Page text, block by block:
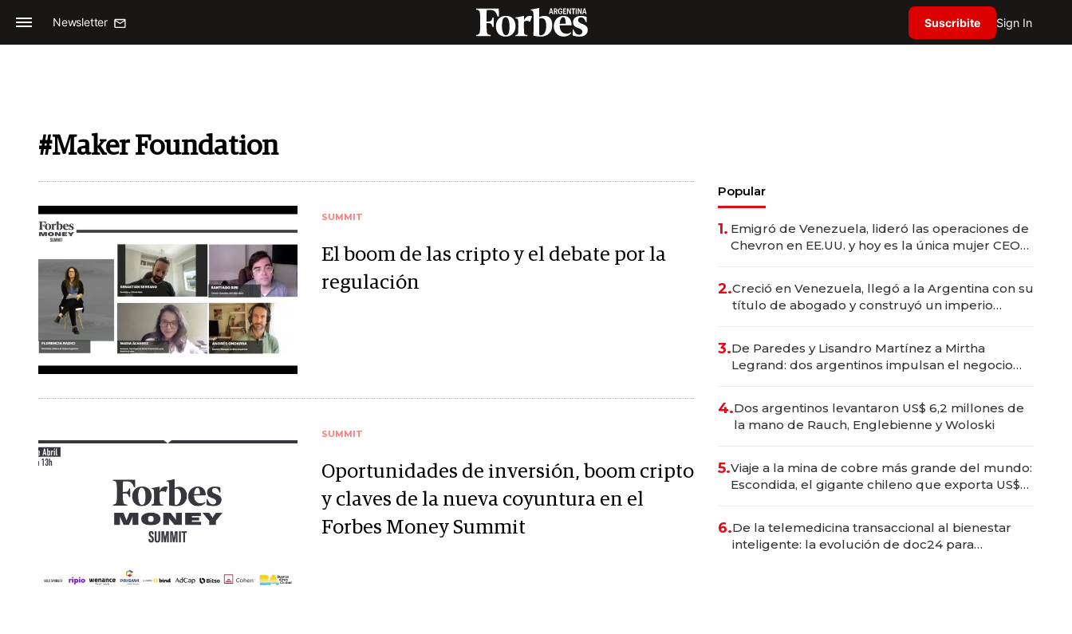
Newsletter Suscribite Sign In
#Maker Foundation
SUMMIT
El boom de las cripto y el debate por la
regulación
SUMMIT
Oportunidades de inversión, boom cripto
y claves de la nueva coyuntura en el
Forbes Money Summit
Popular
1. Emigró de Venezuela, lideró las operaciones de
Chevron en EE.UU. y hoy es la única mujer CEO
2.Creció en Venezuela, llegó a la Argentina con su
título de abogado y construyó un imperio
3.De Paredes y Lisandro Martínez a Mirtha
Legrand: dos argentinos impulsan el negocio
4.Dos argentinos levantaron US$ 6,2 millones de
la mano de Rauch, Englebienne y Woloski
5.Viaje a la mina de cobre más grande del mundo:
Escondida, el gigante chileno que exporta US$
6.De la telemedicina transaccional al bienestar
inteligente: la evolución de doc24 para